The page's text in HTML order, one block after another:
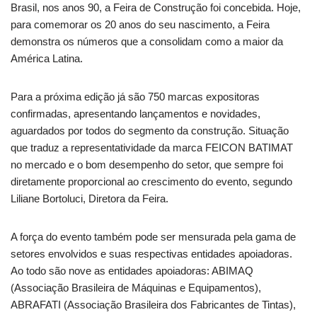
Brasil, nos anos 90, a Feira de Construção foi concebida. Hoje,
para comemorar os 20 anos do seu nascimento, a Feira
demonstra os números que a consolidam como a maior da
América Latina.
Para a próxima edição já são 750 marcas expositoras
confirmadas, apresentando lançamentos e novidades,
aguardados por todos do segmento da construção. Situação
que traduz a representatividade da marca FEICON BATIMAT
no mercado e o bom desempenho do setor, que sempre foi
diretamente proporcional ao crescimento do evento, segundo
Liliane Bortoluci, Diretora da Feira.
A força do evento também pode ser mensurada pela gama de
setores envolvidos e suas respectivas entidades apoiadoras.
Ao todo são nove as entidades apoiadoras: ABIMAQ
(Associação Brasileira de Máquinas e Equipamentos),
ABRAFATI (Associação Brasileira dos Fabricantes de Tintas),